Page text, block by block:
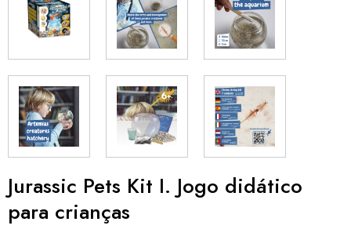
Jurassic Pets Kit I. Jogo didático
para crianças